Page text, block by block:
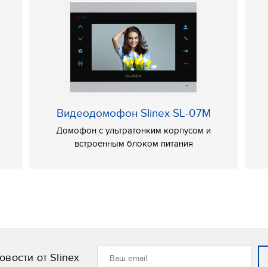
вызывными панелями,
также со всеми аналоговыми CCTV
компл.
Видеодомофон Slinex SL-07M
Домофон с ультратонким корпусом и
встроенным блоком питания
от Slinex